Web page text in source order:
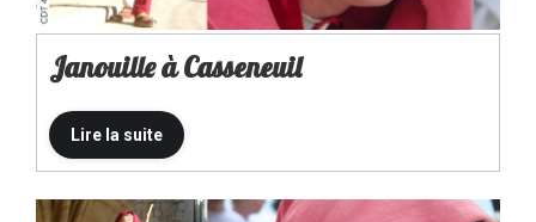
Janouille à Casseneuil